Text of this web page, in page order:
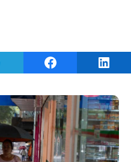
Share on TelegramShare on Facebook